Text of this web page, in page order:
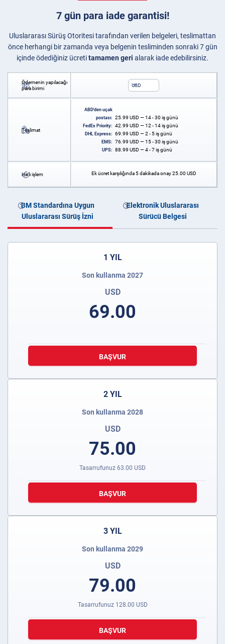
7 gün para iade garantisi!
Uluslararası Sürüş Otoritesi tarafından verilen belgeleri, teslimattan
önce herhangi bir zamanda veya belgenin tesliminden sonraki 7 gün
içinde ödediğiniz ücretitamamen geri alarak iade edebilirsiniz.
Ödemenin yapılacağı
para birimi
USD
Teslimat
ABD'den uçak
postası:
25.99 USD — 14 - 30 iş günü
FedEx Priority: 42.99 USD — 12 - 14 iş günü
DHL Express: 69.99 USD — 2 - 5 iş günü
EMS: 76.99 USD — 15 - 30 iş günü
UPS: 88.99 USD — 4 - 7 iş günü
Hızlı işlem Ek ücret karşılığında 5 dakikada onay25.00 USD
BM Standardına Uygun
Uluslararası Sürüş İzni
Elektronik Uluslararası
Sürücü Belgesi
1 YIL
Son kullanma 2027
USD
69.00
BAŞVUR
2 YIL
Son kullanma 2028
USD
75.00
Tasarrufunuz 63.00 USD
BAŞVUR
3 YIL
Son kullanma 2029
USD
79.00
Tasarrufunuz 128.00 USD
BAŞVUR